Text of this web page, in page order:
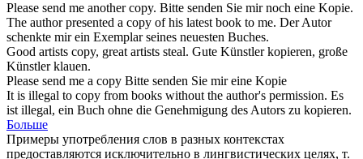
Please send me anothercopy. Bitte senden Sie mir noch eine Kopie.
The author presented a copy of his latest book to me. Der Autor
schenkte mir ein Exemplarseines neuesten Buches.
Good artists copy, great artists steal. Gute Künstlerkopieren, große
Künstler klauen.
Please send me a copy Bitte senden Sie mir eine Kopie
It is illegal to copy from books without the author's permission. Es
ist illegal, ein Buch ohne die Genehmigung des Autors zu kopieren.
Больше
Примеры употребления слов в разных контекстах
предоставляются исключительно в лингвистических целях, т.